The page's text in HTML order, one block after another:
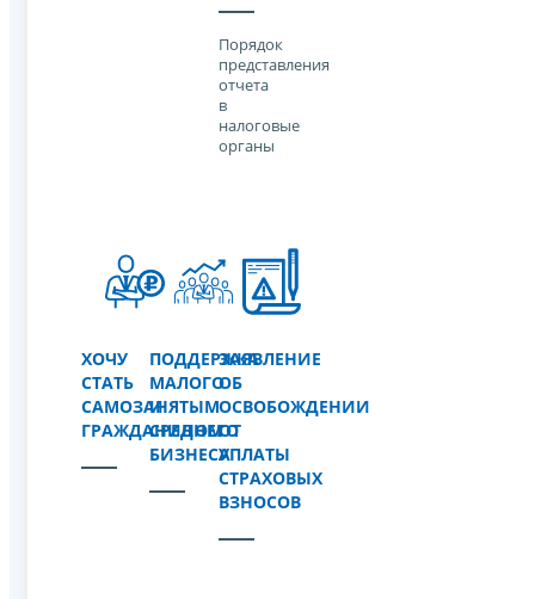
Порядок
представления
отчета
в
налоговые
органы
ХОЧУ
СТАТЬ
САМОЗАНЯТЫМ
ГРАЖДАНИНОМ
ПОДДЕРЖКА
МАЛОГО
И
СРЕДНЕГО
БИЗНЕСА
ЗАЯВЛЕНИЕ
ОБ
ОСВОБОЖДЕНИИ
ОТ
УПЛАТЫ
СТРАХОВЫХ
ВЗНОСОВ